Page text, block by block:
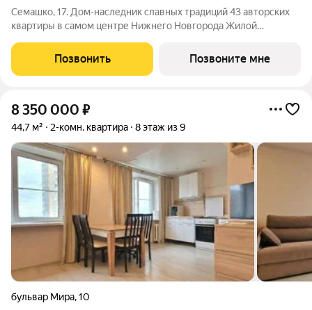
Семашко, 17. Дом-наследник славных традиций 43 авторских
квартиры в самом центре Нижнего Новгорода Жилой
для Нижнего Новгорода, чья история уходит корнями в XVIII
век, когда её формирование
Позвонить Позвоните мне
8 350 000 ₽
44,7 м² 2-комн. квартира 8 этаж из 9
бульвар Мира,10